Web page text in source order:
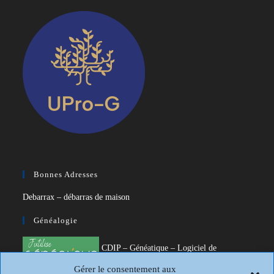
Gérer le consentement aux
Bonnes Adresses
Debarrax – débarras de maison
Généalogie
CDIP – Généatique – Logiciel de